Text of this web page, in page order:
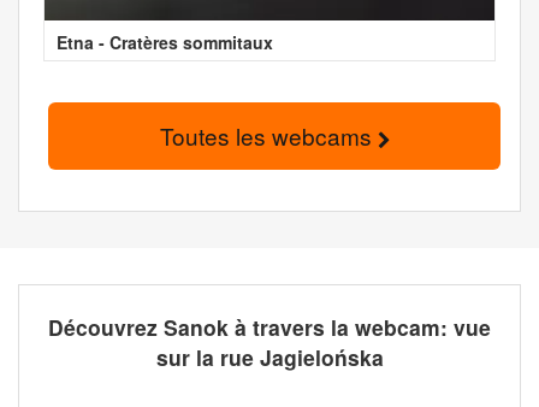
Etna - Cratères sommitaux
Toutes les webcams
Découvrez Sanok à travers la webcam: vue
sur la rue Jagielońska